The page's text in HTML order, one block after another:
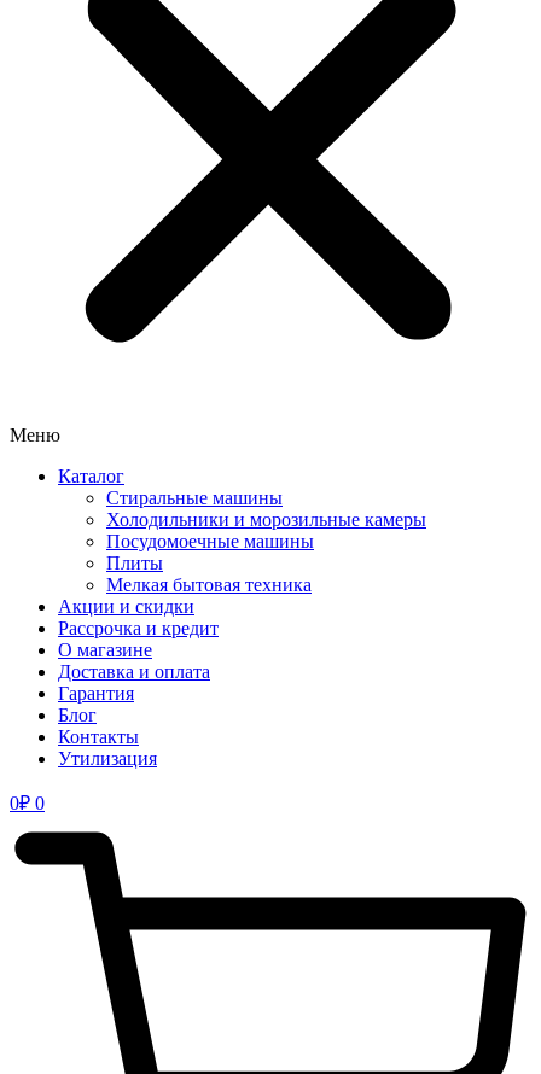
Меню
Каталог
Стиральные машины
Холодильники и морозильные камеры
Посудомоечные машины
Плиты
Мелкая бытовая техника
Акции и скидки
Рассрочка и кредит
О магазине
Доставка и оплата
Гарантия
Блог
Контакты
Утилизация
0₽ 0